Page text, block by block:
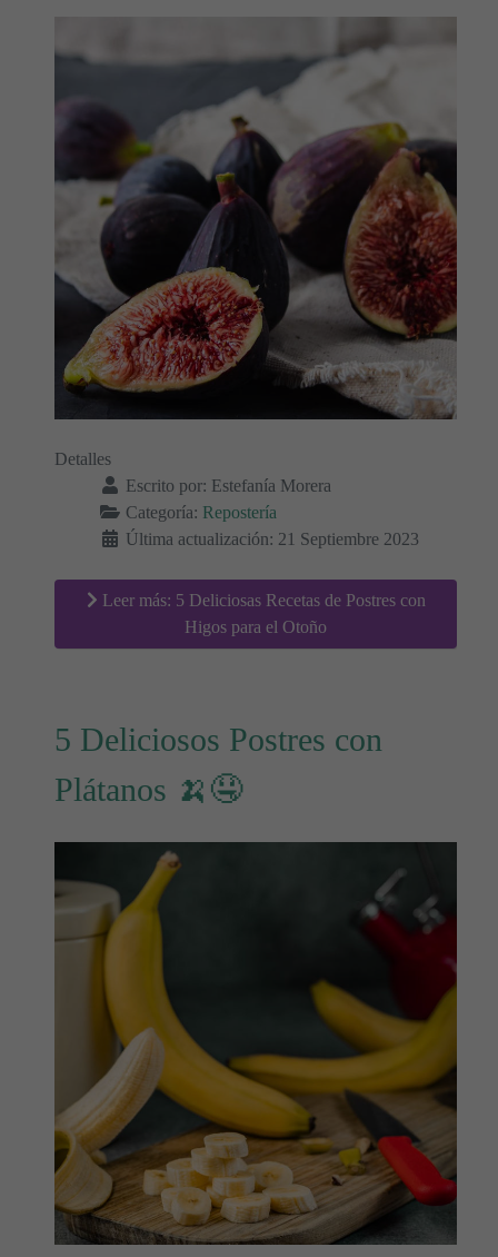
Detalles
Escrito por: Estefanía Morera
Categoría: Repostería
Última actualización: 21 Septiembre 2023
Leer más: 5 Deliciosas Recetas de Postres con
Higos para el Otoño
5 Deliciosos Postres con
Plátanos 🍌🤤